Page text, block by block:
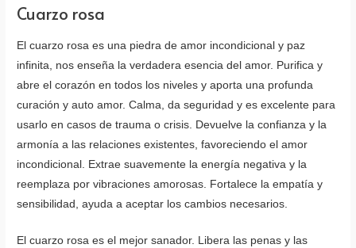
Cuarzo rosa
El cuarzo rosa es una piedra de amor incondicional y paz
infinita, nos enseña la verdadera esencia del amor. Purifica y
abre el corazón en todos los niveles y aporta una profunda
curación y auto amor. Calma, da seguridad y es excelente para
usarlo en casos de trauma o crisis. Devuelve la confianza y la
armonía a las relaciones existentes, favoreciendo el amor
incondicional. Extrae suavemente la energía negativa y la
reemplaza por vibraciones amorosas. Fortalece la empatía y
sensibilidad, ayuda a aceptar los cambios necesarios.
El cuarzo rosa es el mejor sanador. Libera las penas y las